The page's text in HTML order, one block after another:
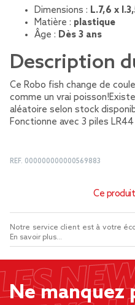
Dimensions : L.7,6 x
Matière : plastique
Âge : Dès 3 ans
Description
Ce Robo fish change de
comme un vrai
aléatoire selon stock
Fonctionne avec 3 piles
REF. 000000000000569883
Ce
Notre service client est à votre
En savoir plus...
Ne manquez